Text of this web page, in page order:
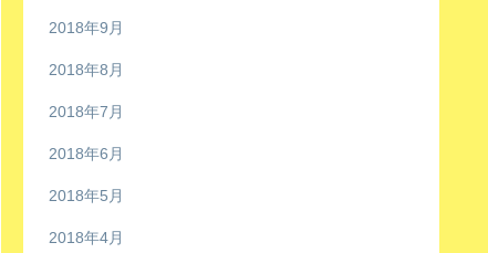
2018年9月
2018年8月
2018年7月
2018年6月
2018年5月
2018年4月